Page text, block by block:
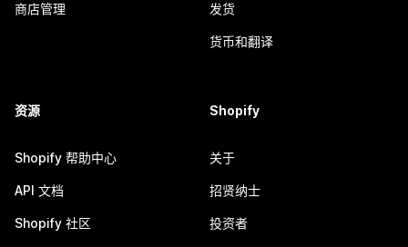
商店管理 发货
货币和翻译
资源
Shopify 帮助中心
API 文档
Shopify 社区
Shopify
关于
招贤纳士
投资者